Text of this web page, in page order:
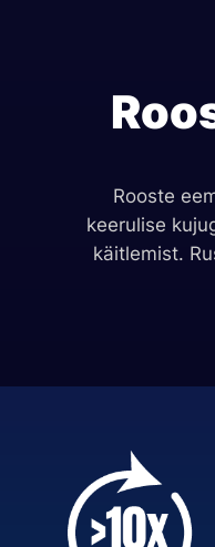
Rooste
keerulise
käitlemist.